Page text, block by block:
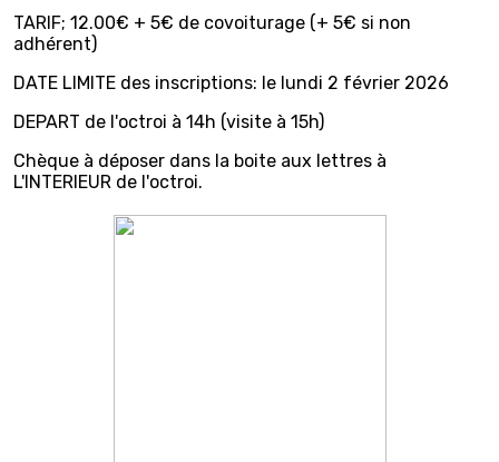
TARIF; 12.00€ + 5€ de covoiturage (+ 5€ si non
adhérent)
DATE LIMITE des inscriptions: le lundi 2 février 2026
DEPART de l'octroi à 14h (visite à 15h)
Chèque à déposer dans la boite aux lettres à
L'INTERIEUR de l'octroi.